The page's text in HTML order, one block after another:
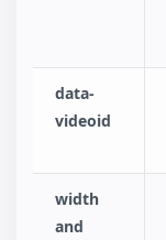
data-
videoid
width
and